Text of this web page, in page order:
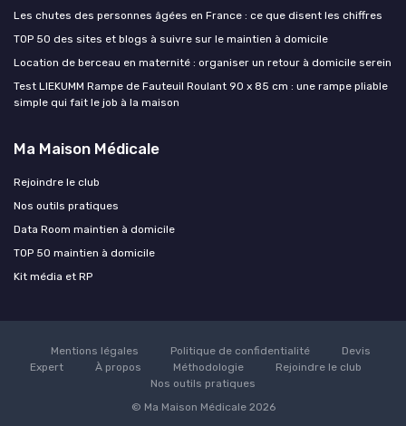
Les chutes des personnes âgées en France : ce que disent les chiffres
TOP 50 des sites et blogs à suivre sur le maintien à domicile
Location de berceau en maternité : organiser un retour à domicile serein
Test LIEKUMM Rampe de Fauteuil Roulant 90 x 85 cm : une rampe pliable
simple qui fait le job à la maison
Ma Maison Médicale
Rejoindre le club
Nos outils pratiques
Data Room maintien à domicile
TOP 50 maintien à domicile
Kit média et RP
Mentions légales Politique de confidentialité
Devis
Expert
À propos Méthodologie
Rejoindre le club
Nos outils pratiques
© Ma Maison Médicale 2026